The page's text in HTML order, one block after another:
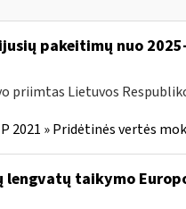
pakeitimų nuo
priimtas Lietuvos
2021 » Pridėtinės vertės
lengvatų taikymo